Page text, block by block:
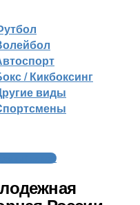
/ Кикбоксинг
виды
хоккей